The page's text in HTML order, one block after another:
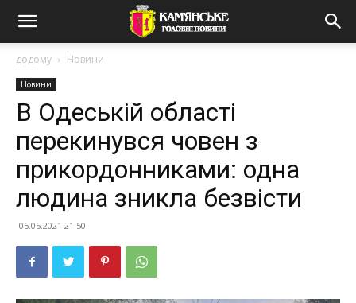
додому Новини
Новини
В Одеській області
перекинувся човен з
прикордонниками: одна
людина зникла безвісти
05.05.2021 21:50